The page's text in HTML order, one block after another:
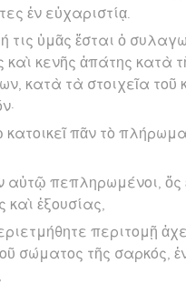
ἐν εὐχαριστίᾳ.
τις ὑμᾶς ἔσται ὁ
καὶ κενῆς ἀπάτης κατὰ
κατὰ τὰ στοιχεῖα τοῦ
κατοικεῖ πᾶν τὸ
αὐτῷ πεπληρωμένοι, ὅς
ἐξουσίας,
περιτομῇ
σώματος τῆς σαρκός,